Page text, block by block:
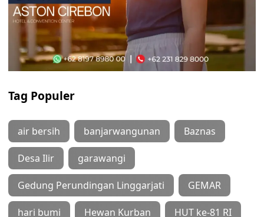
Tag Populer
air bersih banjarwangunan Baznas
Desa Ilir garawangi
Gedung Perundingan Linggarjati GEMAR
hari bumi Hewan Kurban HUT ke-81 RI